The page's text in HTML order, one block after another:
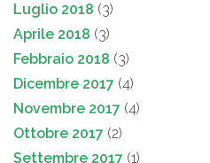
Luglio 2018 (3)
Aprile 2018 (3)
Febbraio 2018 (3)
Dicembre 2017 (4)
Novembre 2017 (4)
Ottobre 2017 (2)
Settembre 2017 (1)